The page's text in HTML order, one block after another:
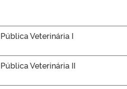
Veterinária I
Veterinária II